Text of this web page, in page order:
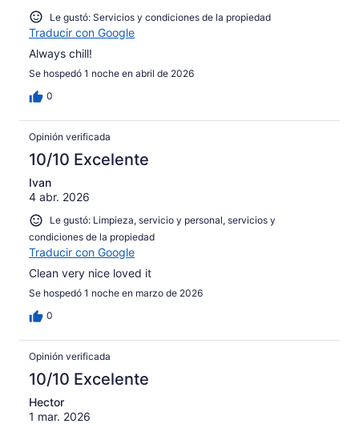
Le gustó: Servicios y condiciones de la propiedad
Traducir con Google
Always chill!
Se hospedó 1 noche en abril de 2026
0
Opinión verificada
10/10 Excelente
Ivan
4 abr. 2026
Le gustó: Limpieza, servicio y personal, servicios y
condiciones de la propiedad
Traducir con Google
Clean very nice loved it
Se hospedó 1 noche en marzo de 2026
0
Opinión verificada
10/10 Excelente
Hector
1 mar. 2026